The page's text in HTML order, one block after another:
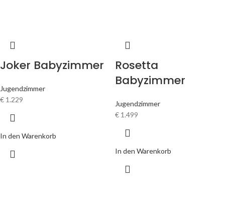
Joker Babyzimmer
Jugendzimmer
€ 1.229
In den Warenkorb
Rosetta
Babyzimmer
Jugendzimmer
€ 1.499
In den Warenkorb